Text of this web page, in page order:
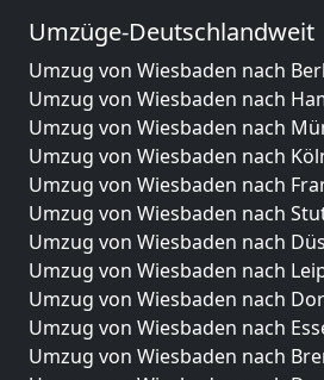
Umzüge-Deutschlandweit
Umzug von Wiesbaden nach
Umzug von Wiesbaden nach
Umzug von Wiesbaden nach
Umzug von Wiesbaden nach
Umzug von Wiesbaden nach
Umzug von Wiesbaden nach
Umzug von Wiesbaden nach
Umzug von Wiesbaden nach
Umzug von Wiesbaden nach
Umzug von Wiesbaden nach
Umzug von Wiesbaden nach